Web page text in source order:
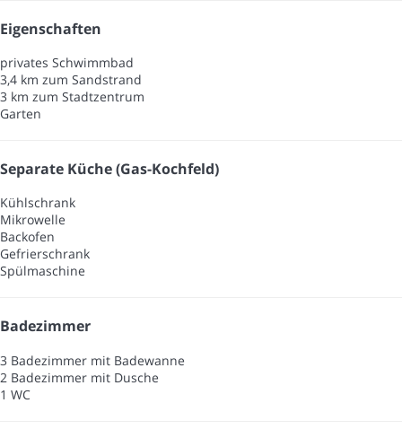
Eigenschaften
privates Schwimmbad
3,4 km zum Sandstrand
3 km zum Stadtzentrum
Garten
Separate Küche (Gas-Kochfeld)
Kühlschrank
Mikrowelle
Backofen
Gefrierschrank
Spülmaschine
Badezimmer
3 Badezimmer mit Badewanne
2 Badezimmer mit Dusche
1 WC